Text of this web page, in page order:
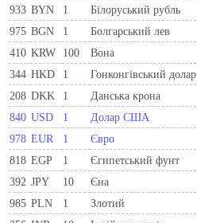
933 BYN 1 Бiлоруський рубль
975 BGN 1 Болгарський лев
410 KRW 100 Вона
344 HKD 1 Гонконгівський долар
208 DKK 1 Данська крона
840 USD 1 Долар США
978 EUR 1 Євро
818 EGP 1 Єгипетський фунт
392 JPY 10 Єна
985 PLN 1 Злотий